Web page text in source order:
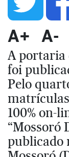
A+ A-
A portaria
foi
Pelo
100% on-
“Mossoró
publicado